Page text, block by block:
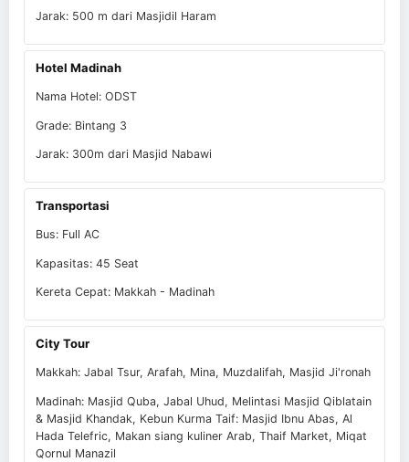
Jarak: 500 m dari Masjidil Haram
Hotel Madinah
Nama Hotel: ODST
Grade: Bintang 3
Jarak: 300m dari Masjid Nabawi
Transportasi
Bus: Full AC
Kapasitas: 45 Seat
Kereta Cepat: Makkah - Madinah
City Tour
Makkah: Jabal Tsur, Arafah, Mina, Muzdalifah, Masjid Ji'ronah
Madinah: Masjid Quba, Jabal Uhud, Melintasi Masjid Qiblatain
& Masjid Khandak, Kebun Kurma Taif: Masjid Ibnu Abas, Al
Hada Telefric, Makan siang kuliner Arab, Thaif Market, Miqat
Qornul Manazil